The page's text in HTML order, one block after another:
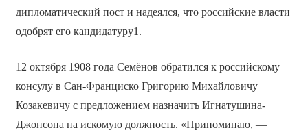
дипломатический пост и надеялся, что российские власти
одобрят его кандидатуру1.
12 октября 1908 года Семёнов обратился к российскому
консулу в Сан-Франциско Григорию Михайловичу
Козакевичу с предложением назначить Игнатушина-
Джонсона на искомую должность. «Припоминаю, —